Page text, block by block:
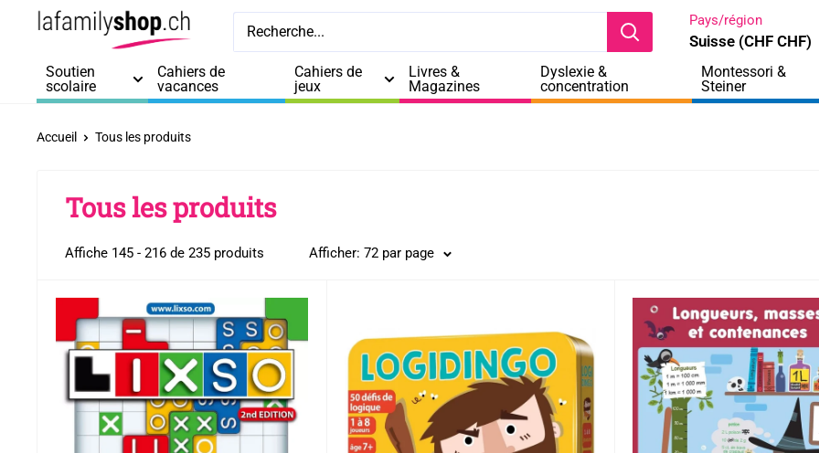
Passer
contenu
La
Shop
Pays/région
Suisse (CHF CHF)
Soutien
scolaire
Cahiers de
vacances
Cahiers de
jeux
Livres &
Magazines
Dyslexie &
concentration
Montessori &
Steiner
Accueil Tous les produits
Tous les produits
Affiche 145 - 216 de 235 produits Afficher: 72 par page